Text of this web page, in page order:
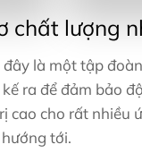
chất lượng
là một tập
ra để đảm bảo
cao cho rất nhiều
tới.